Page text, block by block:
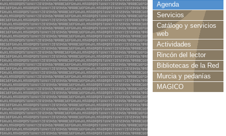
Agenda
Servicios
Catálogo y servicios
web
Actividades
Rincón del lector
Bibliotecas de la Red
Murcia y pedanías
MAGICO